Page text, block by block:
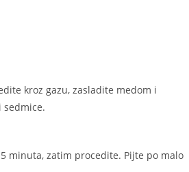
kroz gazu, zasladite medom i
minuta, zatim procedite. Pijte po malo